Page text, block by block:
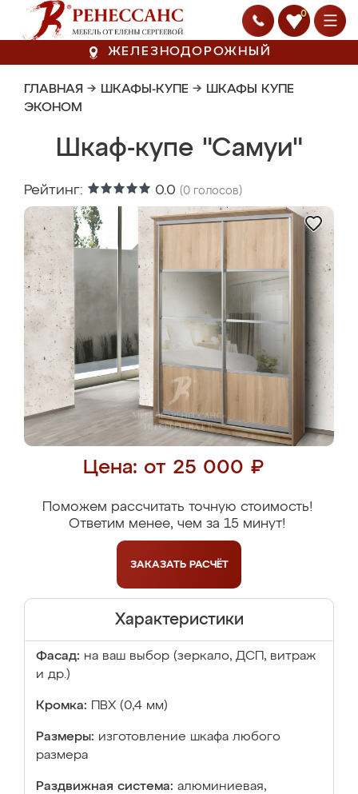
0
ЖЕЛЕЗНОДОРОЖНЫЙ
ГЛАВНАЯ → ШКАФЫ-КУПЕ → ШКАФЫ КУПЕ
ЭКОНОМ
Шкаф-купе "Самуи"
Рейтинг: 0.0 (0 голосов)
Цена: от 25 000 ₽
Поможем рассчитать точную стоимость!
Ответим менее, чем за 15 минут!
ЗАКАЗАТЬ РАСЧЁТ
Характеристики
Фасад: на ваш выбор (зеркало, ДСП, витраж
и др.)
Кромка: ПВХ (0,4 мм)
Размеры: изготовление шкафа любого
размера
Раздвижная система: алюминиевая,